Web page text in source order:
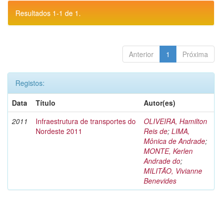
Resultados 1-1 de 1.
Anterior 1 Próxima
Registos:
Data
Título
Autor(es)
2011
Infraestrutura de transportes do
Nordeste 2011
OLIVEIRA, Hamilton
Reis de; LIMA,
Mônica de Andrade;
MONTE, Kerlen
Andrade do;
MILITÃO, Vivianne
Benevides